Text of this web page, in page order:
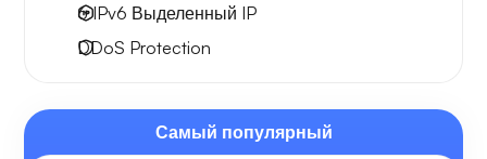
6 IPv6 Выделенный IP
DDoS Protection
Самый популярный